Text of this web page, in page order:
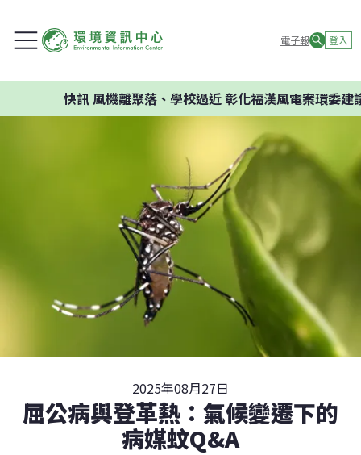
電子報 登入
風機離聚落、學校過近 彰化福漢風電案環委建議不應
2025年08月27日
屈公病與登革熱：氣候變遷下的
病媒蚊Q&A